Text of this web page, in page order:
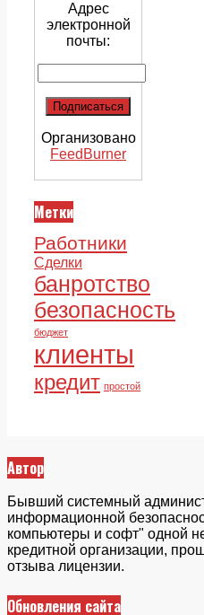
Адрес
электронной
почты:
Организовано
FeedBurner
Метки
Работники
Сделки
банротство
безопасность
бюджет
клиенты
кредит простой
Автор
Бывший системный
информационной
компьютеры и софт" одной
кредитной организации,
отзыва лицензии.
Обновления сайта